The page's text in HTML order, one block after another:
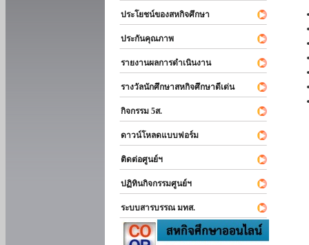
ประโยชน์ของสหกิจศึกษา
ประกันคุณภาพ
รายงานผลการดำเนินงาน
รางวัลนักศึกษาสหกิจศึกษาดีเด่น
กิจกรรม 5ส.
ดาวน์โหลดแบบฟอร์ม
ติดต่อศูนย์ฯ
ปฏิทินกิจกรรมศูนย์ฯ
ระบบสารบรรณ มทส.